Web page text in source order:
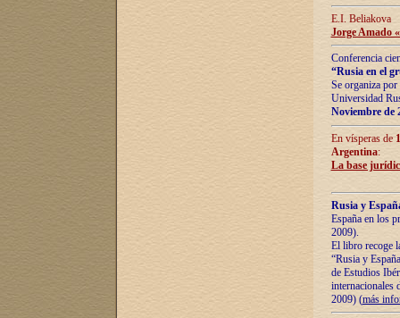
E.I. Beliakova
Jorge Amado
Conferencia
“Rusia en el
Se organiza
Universidad
Noviembre de
En vísperas de
Argentina:
La base
Rusia y
España en los
2009).
El libro recoge
“Rusia y
de Estudios
internacionales
2009) (más